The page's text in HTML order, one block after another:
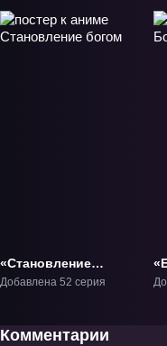
«Становление
богом» ТВ-1
Добавлена 52 серия
Комментарии